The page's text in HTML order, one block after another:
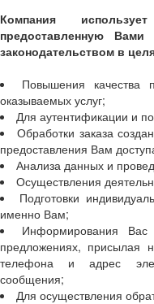
Компания
предоставленную
законодательством в
Повышения качества
оказываемых услуг;
Для аутентификации и
Обработки заказа
предоставления Вам
Анализа данных и
Осуществления
Подготовки
именно Вам;
Информирования Вас
предложениях, присылая
телефона и адрес
сообщения;
Для осуществления